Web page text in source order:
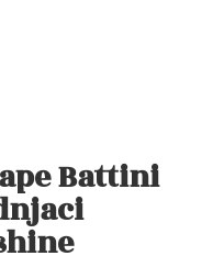
Battini